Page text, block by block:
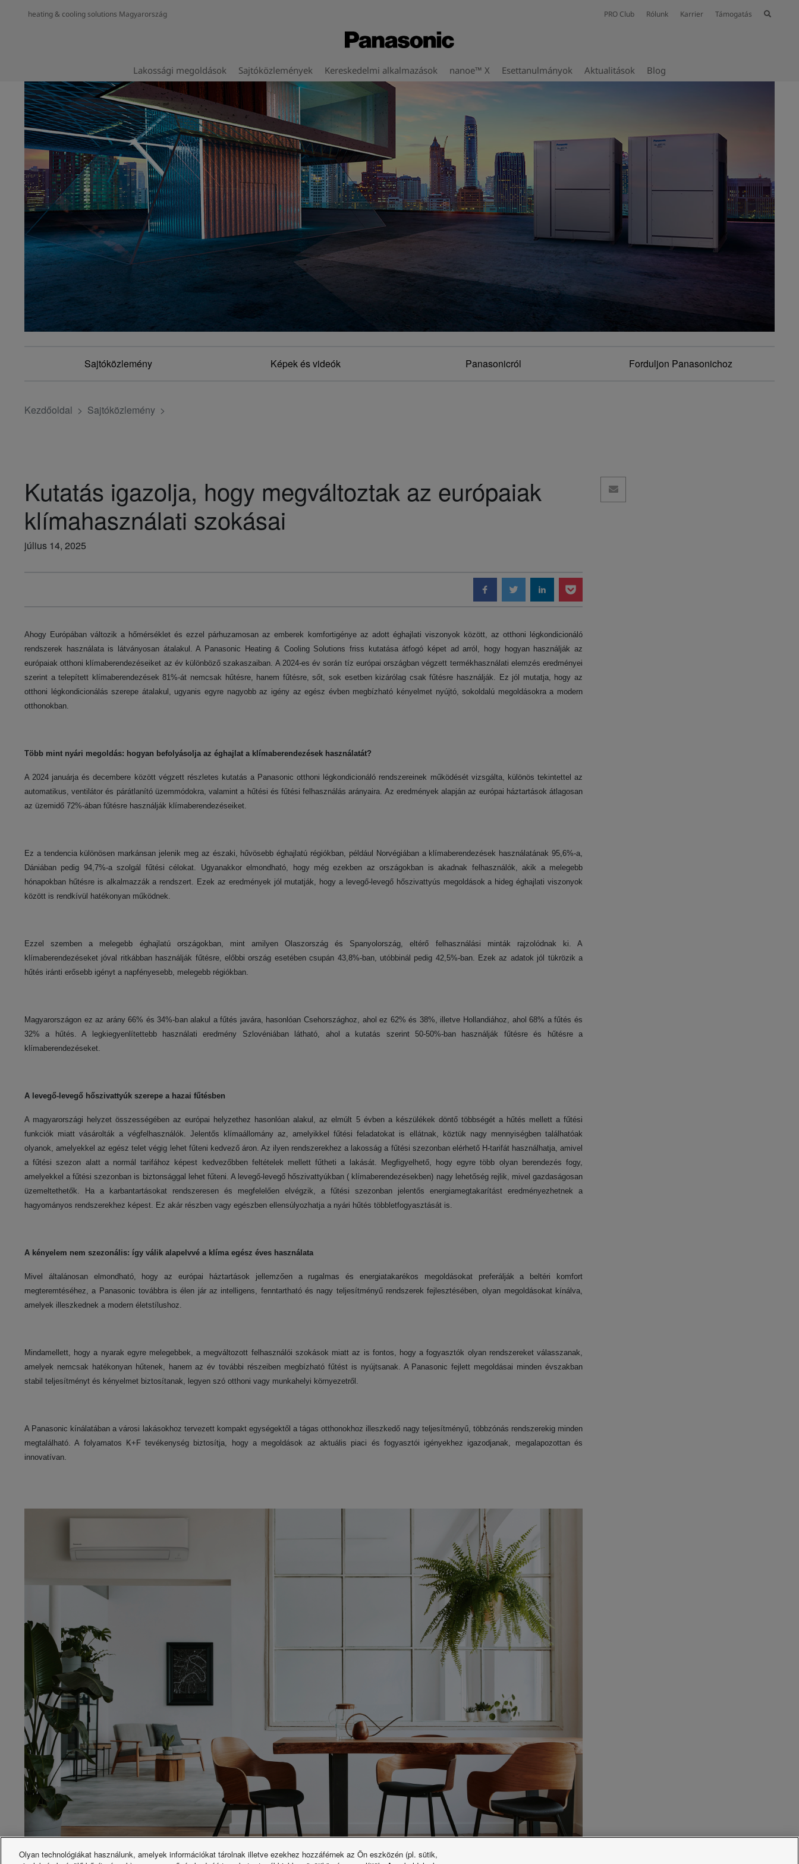
heating & cooling solutions Magyarország PRO Club Rólunk Karrier Támogatás
Lakossági megoldások Sajtóközlemények Kereskedelmi alkalmazások nanoe™ X Esettanulmányok Aktualitások Blog
Sajtóközlemény Képek és videók Panasonicról Forduljon Panasonichoz
Kezdőoldal Sajtóközlemény
Kutatás igazolja, hogy megváltoztak az európaiak
klímahasználati szokásai
július 14, 2025
Ahogy Európában változik a hőmérséklet és ezzel párhuzamosan az emberek komfortigénye az adott éghajlati viszonyok között, az otthoni légkondicionáló
rendszerek használata is látványosan átalakul. A Panasonic Heating & Cooling Solutions friss kutatása átfogó képet ad arról, hogy hogyan használják az
európaiak otthoni klímaberendezéseiket az év különböző szakaszaiban. A 2024-es év során tíz európai országban végzett termékhasználati elemzés eredményei
szerint a telepített klímaberendezések 81%-át nemcsak hűtésre, hanem fűtésre, sőt, sok esetben kizárólag csak fűtésre használják. Ez jól mutatja, hogy az
otthoni légkondicionálás szerepe átalakul, ugyanis egyre nagyobb az igény az egész évben megbízható kényelmet nyújtó, sokoldalú megoldásokra a modern
otthonokban.
Több mint nyári megoldás: hogyan befolyásolja az éghajlat a klímaberendezések használatát?
A 2024 januárja és decembere között végzett részletes kutatás a Panasonic otthoni légkondicionáló rendszereinek működését vizsgálta, különös tekintettel az
automatikus, ventilátor és párátlanító üzemmódokra, valamint a hűtési és fűtési felhasználás arányaira. Az eredmények alapján az európai háztartások átlagosan
az üzemidő 72%-ában fűtésre használják klímaberendezéseiket.
Ez a tendencia különösen markánsan jelenik meg az északi, hűvösebb éghajlatú régiókban, például Norvégiában a klímaberendezések használatának 95,6%-a,
Dániában pedig 94,7%-a szolgál fűtési célokat. Ugyanakkor elmondható, hogy még ezekben az országokban is akadnak felhasználók, akik a melegebb
hónapokban hűtésre is alkalmazzák a rendszert. Ezek az eredmények jól mutatják, hogy a levegő-levegő hőszivattyús megoldások a hideg éghajlati viszonyok
között is rendkívül hatékonyan működnek.
Ezzel szemben a melegebb éghajlatú országokban, mint amilyen Olaszország és Spanyolország, eltérő felhasználási minták rajzolódnak ki. A
klímaberendezéseket jóval ritkábban használják fűtésre, előbbi ország esetében csupán 43,8%-ban, utóbbinál pedig 42,5%-ban. Ezek az adatok jól tükrözik a
hűtés iránti erősebb igényt a napfényesebb, melegebb régiókban.
Magyarországon ez az arány 66% és 34%-ban alakul a fűtés javára, hasonlóan Csehországhoz, ahol ez 62% és 38%, illetve Hollandiához, ahol 68% a fűtés és
32% a hűtés. A legkiegyenlítettebb használati eredmény Szlovéniában látható, ahol a kutatás szerint 50-50%-ban használják fűtésre és hűtésre a
klímaberendezéseket.
A levegő-levegő hőszivattyúk szerepe a hazai fűtésben
A magyarországi helyzet összességében az európai helyzethez hasonlóan alakul, az elmúlt 5 évben a készülékek döntő többségét a hűtés mellett a fűtési
funkciók miatt vásárolták a végfelhasználók. Jelentős klímaállomány az, amelyikkel fűtési feladatokat is ellátnak, köztük nagy mennyiségben találhatóak
olyanok, amelyekkel az egész telet végig lehet fűteni kedvező áron. Az ilyen rendszerekhez a lakosság a fűtési szezonban elérhető H-tarifát használhatja, amivel
a fűtési szezon alatt a normál tarifához képest kedvezőbben feltételek mellett fűtheti a lakását. Megfigyelhető, hogy egyre több olyan berendezés fogy,
amelyekkel a fűtési szezonban is biztonsággal lehet fűteni. A levegő-levegő hőszivattyúkban ( klímaberendezésekben) nagy lehetőség rejlik, mivel gazdaságosan
üzemeltethetők. Ha a karbantartásokat rendszeresen és megfelelően elvégzik, a fűtési szezonban jelentős energiamegtakarítást eredményezhetnek a
hagyományos rendszerekhez képest. Ez akár részben vagy egészben ellensúlyozhatja a nyári hűtés többletfogyasztását is.
A kényelem nem szezonális: így válik alapelvvé a klíma egész éves használata
Mivel általánosan elmondható, hogy az európai háztartások jellemzően a rugalmas és energiatakarékos megoldásokat preferálják a beltéri komfort
megteremtéséhez, a Panasonic továbbra is élen jár az intelligens, fenntartható és nagy teljesítményű rendszerek fejlesztésében, olyan megoldásokat kínálva,
amelyek illeszkednek a modern életstílushoz.
Mindamellett, hogy a nyarak egyre melegebbek, a megváltozott felhasználói szokások miatt az is fontos, hogy a fogyasztók olyan rendszereket válasszanak,
amelyek nemcsak hatékonyan hűtenek, hanem az év további részeiben megbízható fűtést is nyújtsanak. A Panasonic fejlett megoldásai minden évszakban
stabil teljesítményt és kényelmet biztosítanak, legyen szó otthoni vagy munkahelyi környezetről.
A Panasonic kínálatában a városi lakásokhoz tervezett kompakt egységektől a tágas otthonokhoz illeszkedő nagy teljesítményű, többzónás rendszerekig minden
megtalálható. A folyamatos K+F tevékenység biztosítja, hogy a megoldások az aktuális piaci és fogyasztói igényekhez igazodjanak, megalapozottan és
innovatívan.
Olyan technológiákat használunk, amelyek információkat tárolnak illetve ezekhez hozzáférnek az Ön eszközén (pl. sütik,